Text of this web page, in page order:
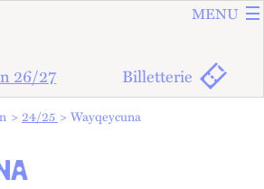
ALLER
ALLER
MENU
26/27 Billetterie
24/25 Wayqeycuna